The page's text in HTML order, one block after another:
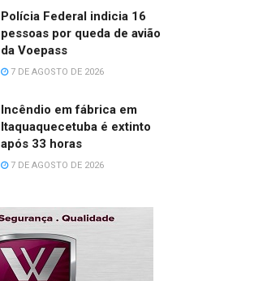
Polícia Federal indicia 16
pessoas por queda de avião
da Voepass
7 DE AGOSTO DE 2026
Incêndio em fábrica em
Itaquaquecetuba é extinto
após 33 horas
7 DE AGOSTO DE 2026